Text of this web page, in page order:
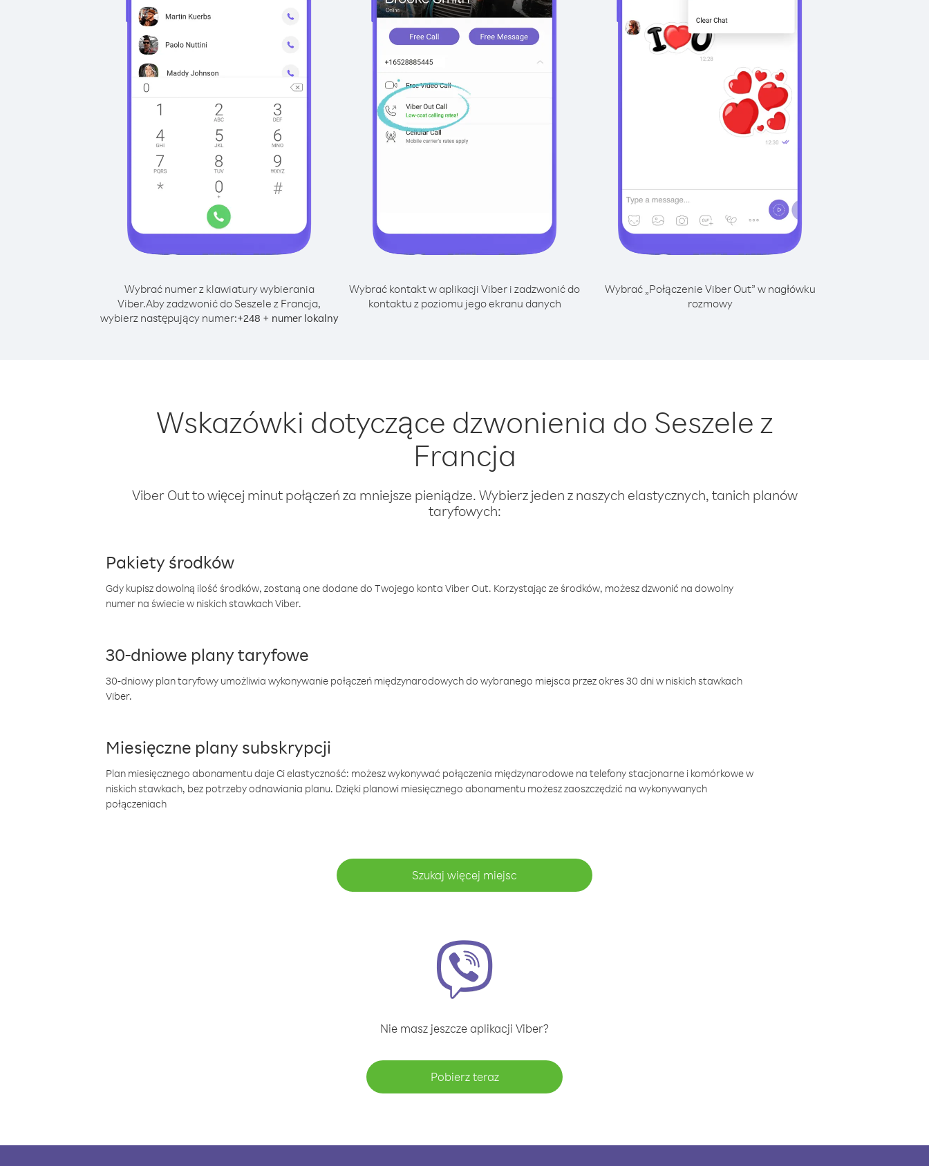
Wybrać numer z klawiatury wybierania
Viber.Aby zadzwonić do Seszele z Francja,
wybierz następujący numer:+248 + numer lokalny
Wybrać kontakt w aplikacji Viber i zadzwonić do
kontaktu z poziomu jego ekranu danych
Wybrać „Połączenie Viber Out” w nagłówku
rozmowy
Wskazówki dotyczące dzwonienia do Seszele z
Francja
Viber Out to więcej minut połączeń za mniejsze pieniądze. Wybierz jeden z naszych elastycznych, tanich planów
taryfowych:
Pakiety środków
Gdy kupisz dowolną ilość środków, zostaną one dodane do Twojego konta Viber Out. Korzystając ze środków, możesz dzwonić na dowolny
numer na świecie w niskich stawkach Viber.
30-dniowe plany taryfowe
30-dniowy plan taryfowy umożliwia wykonywanie połączeń międzynarodowych do wybranego miejsca przez okres 30 dni w niskich stawkach
Viber.
Miesięczne plany subskrypcji
Plan miesięcznego abonamentu daje Ci elastyczność: możesz wykonywać połączenia międzynarodowe na telefony stacjonarne i komórkowe w
niskich stawkach, bez potrzeby odnawiania planu. Dzięki planowi miesięcznego abonamentu możesz zaoszczędzić na wykonywanych
połączeniach
Szukaj więcej miejsc
Nie masz jeszcze aplikacji Viber?
Pobierz teraz